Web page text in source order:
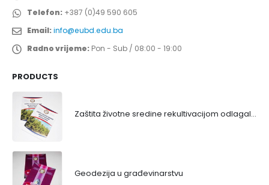
Telefon: +387 (0)49 590 605
Email:info@eubd.edu.ba
Radno vrijeme: Pon - Sub / 08:00 - 19:00
PRODUCTS
Zaštita životne sredine rekultivacijom odlagališta
Geodezija u građevinarstvu